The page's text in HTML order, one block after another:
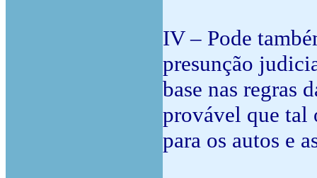
IV – Pode
presunção
base nas regras
provável que tal
para os autos e